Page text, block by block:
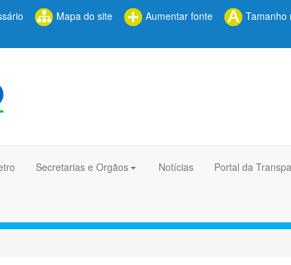
Mapa do site Aumentar fonte Tamanho
Secretarias e Orgãos Notícias Portal da